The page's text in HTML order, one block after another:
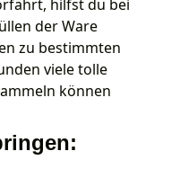
hilfst du bei
der Ware
zu bestimmten
viele tolle
können